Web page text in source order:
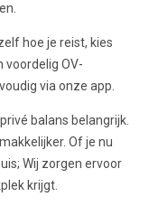
hoe je reist, kies
voordelig OV-
via onze app.
balans belangrijk.
Of je nu
Wij zorgen ervoor
krijgt.